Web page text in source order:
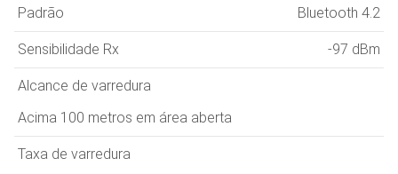
Padrão Bluetooth 4.2
Sensibilidade Rx -97 dBm
Alcance de varredura
Acima 100 metros em área aberta
Taxa de varredura